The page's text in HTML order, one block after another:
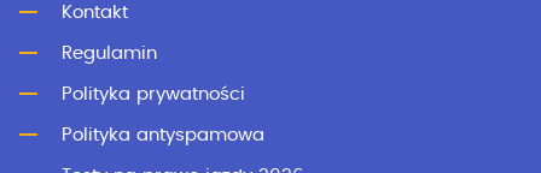
Kontakt
Regulamin
Polityka prywatności
Polityka antyspamowa